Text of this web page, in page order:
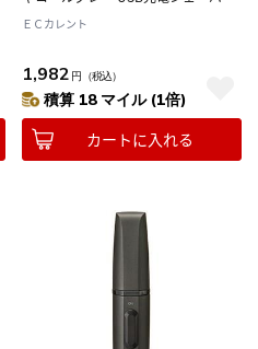
ＥＣカレント
1,982 円 （税込）
積算 18 マイル (1倍)
カートに入れる